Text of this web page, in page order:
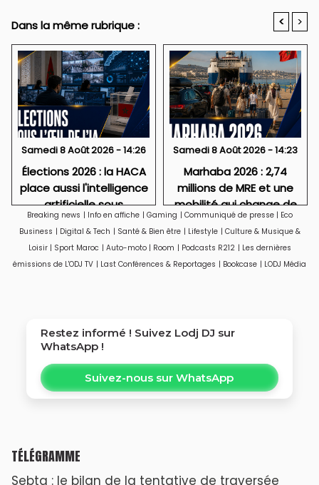
Dans la même rubrique : < >
Samedi 8 Août 2026 - 14:26
Élections 2026 : la HACA
place aussi l'intelligence
artificielle sous
surveillance
Samedi 8 Août 2026 - 14:23
Marhaba 2026 : 2,74
millions de MRE et une
mobilité qui change de
visage
Breaking news | Info en affiche | Gaming | Communiqué de presse | Eco
Business | Digital & Tech | Santé & Bien être | Lifestyle | Culture & Musique &
Loisir | Sport Maroc | Auto-moto | Room | Podcasts R212 | Les dernières
émissions de L'ODJ TV | Last Conférences & Reportages | Bookcase | LODJ Média
Restez informé ! Suivez Lodj DJ sur
WhatsApp !
Suivez-nous sur WhatsApp
TÉLÉGRAMME
Sebta : le bilan de la tentative de traversée